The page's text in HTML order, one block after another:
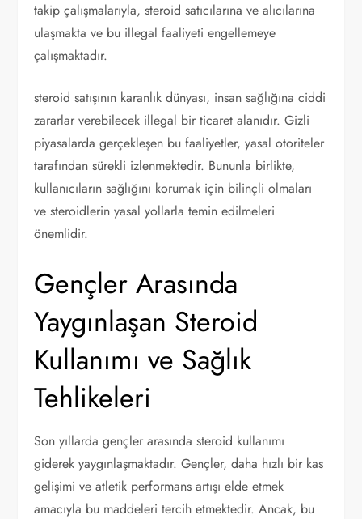
takip çalışmalarıyla, steroid satıcılarına ve alıcılarına
ulaşmakta ve bu illegal faaliyeti engellemeye
çalışmaktadır.
steroid satışının karanlık dünyası, insan sağlığına ciddi
zararlar verebilecek illegal bir ticaret alanıdır. Gizli
piyasalarda gerçekleşen bu faaliyetler, yasal otoriteler
tarafından sürekli izlenmektedir. Bununla birlikte,
kullanıcıların sağlığını korumak için bilinçli olmaları
ve steroidlerin yasal yollarla temin edilmeleri
önemlidir.
Gençler Arasında
Yaygınlaşan Steroid
Kullanımı ve Sağlık
Tehlikeleri
Son yıllarda gençler arasında steroid kullanımı
giderek yaygınlaşmaktadır. Gençler, daha hızlı bir kas
gelişimi ve atletik performans artışı elde etmek
amacıyla bu maddeleri tercih etmektedir. Ancak, bu